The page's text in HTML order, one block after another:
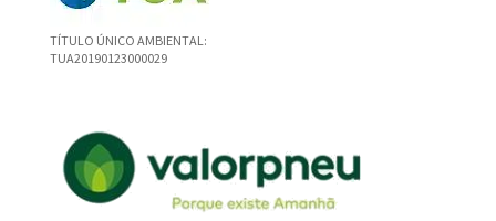
TÍTULO ÚNICO AMBIENTAL:
TUA20190123000029